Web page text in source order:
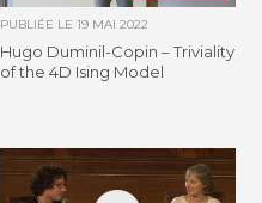
PUBLIÉE LE 19 MAI 2022
Hugo Duminil-Copin – Triviality
of the 4D Ising Model